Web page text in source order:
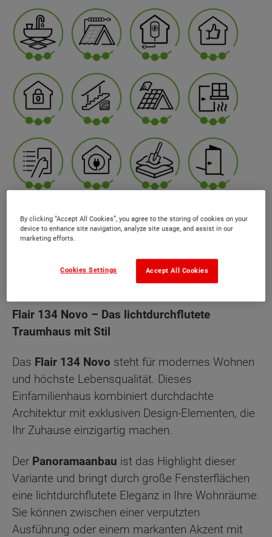
Flair 134 Novo – Das lichtdurchflutete
Traumhaus mit Stil
Das Flair 134 Novo steht für modernes Wohnen
und höchste Lebensqualität. Dieses
Einfamilienhaus kombiniert durchdachte
Architektur mit exklusiven Design-Elementen, die
Ihr Zuhause einzigartig machen.
Der Panoramaanbau ist das Highlight dieser
Variante und bringt durch große Fensterflächen
eine lichtdurchflutete Eleganz in Ihre Wohnräume.
Sie können zwischen einer verputzten
Ausführung oder einem markanten Akzent mit
By clicking “Accept All Cookies”, you agree to the storing of cookies on your
device to enhance site navigation, analyze site usage, and assist in our
marketing efforts.
Accept All Cookies
Cookies Settings